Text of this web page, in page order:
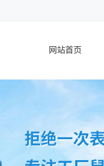
网站首页